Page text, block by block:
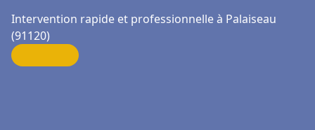
Intervention rapide et professionnelle à Palaiseau
(91120)